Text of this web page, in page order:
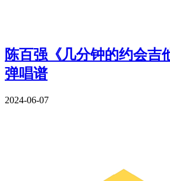
陈百强《几分钟的约会吉
弹唱谱
2024-06-07